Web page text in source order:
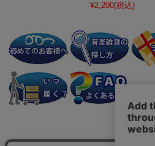
¥2,200(税込)